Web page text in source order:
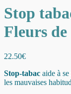
Stop
Fleurs
22.50€
Stop-tabac aide à
les mauvaises